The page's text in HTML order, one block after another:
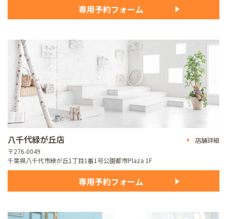
専用予約フォーム
八千代緑が丘店
店舗詳細
〒276-0049
千葉県八千代市緑が丘1丁目1番1号公園都市Plaza 1F
専用予約フォーム